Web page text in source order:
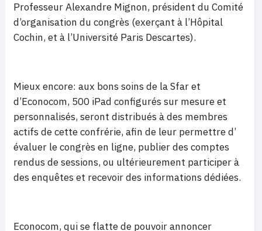
Professeur Alexandre Mignon, président du Comité
d’organisation du congrès (exerçant à l’Hôpital
Cochin, et à l’Université Paris Descartes).
Mieux encore: aux bons soins de la Sfar et
d’Econocom, 500 iPad configurés sur mesure et
personnalisés, seront distribués à des membres
actifs de cette confrérie, afin de leur permettre d’
évaluer le congrès en ligne, publier des comptes
rendus de sessions, ou ultérieurement participer à
des enquêtes et recevoir des informations dédiées.
Econocom, qui se flatte de pouvoir annoncer